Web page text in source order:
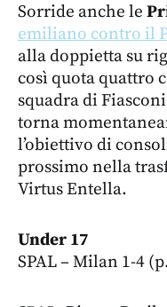
Sorride anche le
emiliano contro il
alla doppietta su
così quota quattro
squadra di
torna
l’obiettivo di
prossimo nella
Virtus Entella.
Under 17
SPAL – Milan 1-4